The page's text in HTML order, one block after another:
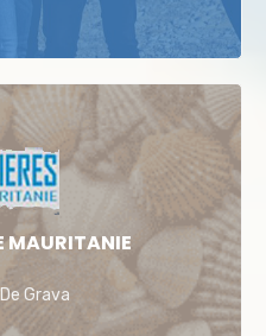
MAURITANIE
Grava